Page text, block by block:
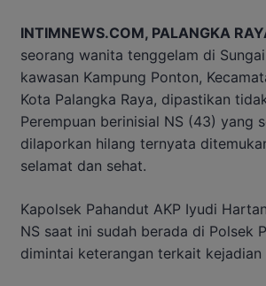
INTIMNEWS.COM, PALANGKA
seorang wanita tenggelam di
kawasan Kampung Ponton,
Kota Palangka Raya, dipastikan
Perempuan berinisial NS (43) yang
dilaporkan hilang ternyata
selamat dan sehat.
Kapolsek Pahandut AKP Iyudi
NS saat ini sudah berada di Polsek
dimintai keterangan terkait kejadian